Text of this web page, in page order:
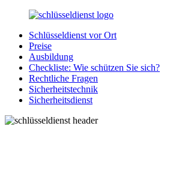
Zurück
Inhalt
SchluesseldienstDirekt.de
Ihre
Notlage
wird
gelöst!
Schlüsseldienst vor Ort
Preise
Ausbildung
Checkliste: Wie schützen Sie sich?
Rechtliche Fragen
Sicherheitstechnik
Sicherheitsdienst